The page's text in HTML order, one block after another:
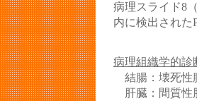
病理スライド8
内に検出された
病理組織学的診
結腸：壊死性
肝臓：間質性